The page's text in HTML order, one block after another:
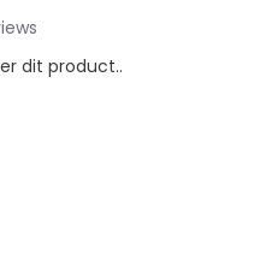
dit product..